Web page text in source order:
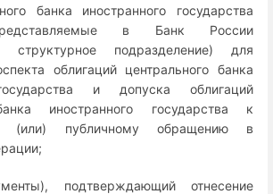
банка иностранного государства
в Банк России
структурное подразделение) для
облигаций центрального банка
и допуска облигаций
иностранного государства к
(или) публичному обращению в
подтверждающий отнесение